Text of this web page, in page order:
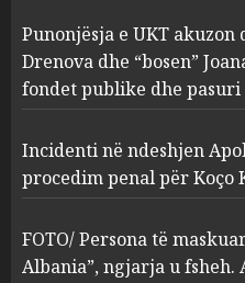
2
Punonjësja e UKT
Drenova dhe “bosen”
fondet publike dhe
Incidenti në ndeshjen
procedim penal për Koço
FOTO/ Persona të
Albania”, ngjarja u fsheh.